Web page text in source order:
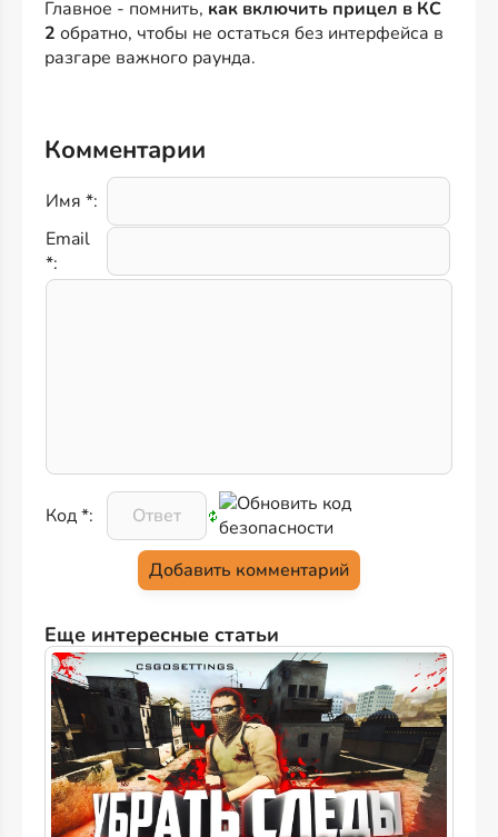
Главное - помнить, как включить прицел в КС
2 обратно, чтобы не остаться без интерфейса в
разгаре важного раунда.
Комментарии
Имя *:
Email
*:
Код *:
Еще интересные статьи